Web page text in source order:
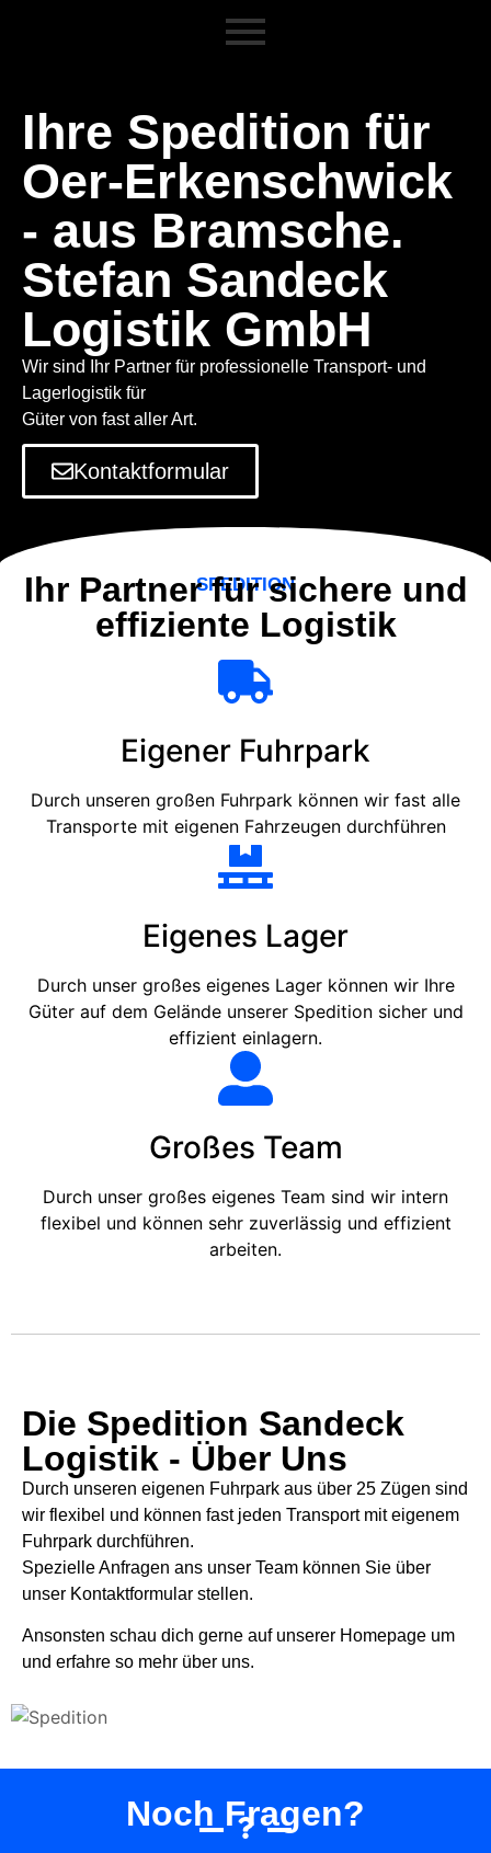
Ihre Spedition für
Oer-Erkenschwick
- aus Bramsche.
Stefan Sandeck
Logistik GmbH
Wir sind Ihr Partner für professionelle Transport- und
Lagerlogistik für
Güter von fast aller Art.
Kontaktformular
SPEDITION
Ihr Partner für sichere und
effiziente Logistik
Eigener Fuhrpark
Durch unseren großen Fuhrpark können wir fast alle
Transporte mit eigenen Fahrzeugen durchführen
Eigenes Lager
Durch unser großes eigenes Lager können wir Ihre
Güter auf dem Gelände unserer Spedition sicher und
effizient einlagern.
Großes Team
Durch unser großes eigenes Team sind wir intern
flexibel und können sehr zuverlässig und effizient
arbeiten.
Die Spedition Sandeck
Logistik - Über Uns
Durch unseren eigenen Fuhrpark aus über 25 Zügen sind
wir flexibel und können fast jeden Transport mit eigenem
Fuhrpark durchführen.
Spezielle Anfragen ans unser Team können Sie über
unser Kontaktformular stellen.
Ansonsten schau dich gerne auf unserer Homepage um
und erfahre so mehr über uns.
Noch Fragen?